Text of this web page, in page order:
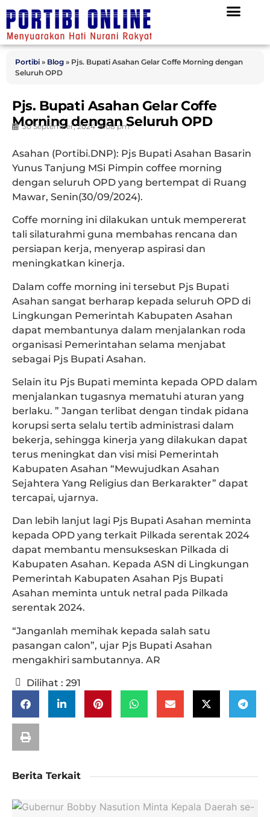
Portibi » Blog » Pjs. Bupati Asahan Gelar Coffe Morning dengan
Seluruh OPD
Pjs. Bupati Asahan Gelar Coffe
Morning dengan Seluruh OPD
30 September, 2024 8:08 pm
Asahan (Portibi.DNP): Pjs Bupati Asahan Basarin
Yunus Tanjung MSi Pimpin coffee morning
dengan seluruh OPD yang bertempat di Ruang
Mawar, Senin(30/09/2024).
Coffe morning ini dilakukan untuk mempererat
tali silaturahmi guna membahas rencana dan
persiapan kerja, menyerap aspirasi dan
meningkatkan kinerja.
Dalam coffe morning ini tersebut Pjs Bupati
Asahan sangat berharap kepada seluruh OPD di
Lingkungan Pemerintah Kabupaten Asahan
dapat membantunya dalam menjalankan roda
organisasi Pemerintahan selama menjabat
sebagai Pjs Bupati Asahan.
Selain itu Pjs Bupati meminta kepada OPD dalam
menjalankan tugasnya mematuhi aturan yang
berlaku. ” Jangan terlibat dengan tindak pidana
korupsi serta selalu tertib administrasi dalam
bekerja, sehingga kinerja yang dilakukan dapat
terus meningkat dan visi misi Pemerintah
Kabupaten Asahan “Mewujudkan Asahan
Sejahtera Yang Religius dan Berkarakter” dapat
tercapai, ujarnya.
Dan lebih lanjut lagi Pjs Bupati Asahan meminta
kepada OPD yang terkait Pilkada serentak 2024
dapat membantu mensukseskan Pilkada di
Kabupaten Asahan. Kepada ASN di Lingkungan
Pemerintah Kabupaten Asahan Pjs Bupati
Asahan meminta untuk netral pada Pilkada
serentak 2024.
“Janganlah memihak kepada salah satu
pasangan calon”, ujar Pjs Bupati Asahan
mengakhiri sambutannya. AR
Dilihat : 291
Berita Terkait